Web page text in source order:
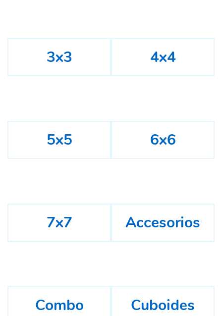
3x3 4x4
5x5 6x6
7x7 Accesorios
Combo Cuboides